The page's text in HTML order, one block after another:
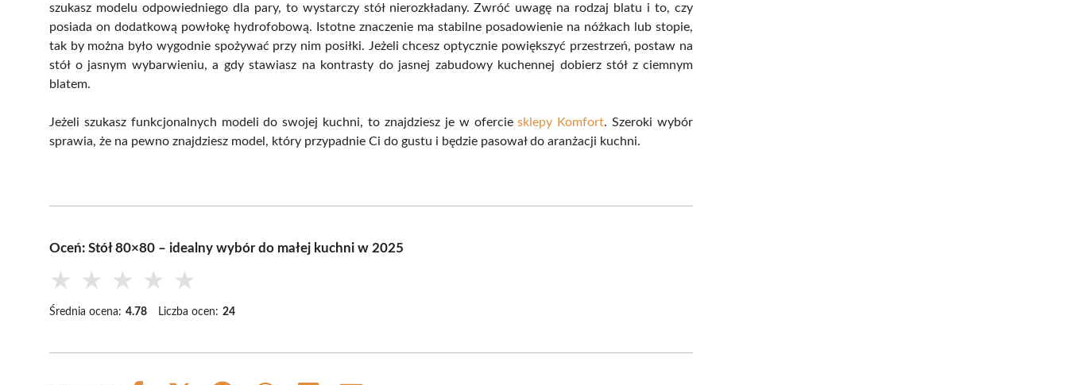
szukasz modelu odpowiedniego dla pary, to wystarczy stół nierozkładany. Zwróć uwagę na rodzaj blatu i to, czy
posiada on dodatkową powłokę hydrofobową. Istotne znaczenie ma stabilne posadowienie na nóżkach lub stopie,
tak by można było wygodnie spożywać przy nim posiłki. Jeżeli chcesz optycznie powiększyć przestrzeń, postaw na
stół o jasnym wybarwieniu, a gdy stawiasz na kontrasty do jasnej zabudowy kuchennej dobierz stół z ciemnym
blatem.
Jeżeli szukasz funkcjonalnych modeli do swojej kuchni, to znajdziesz je w oferciesklepy Komfort. Szeroki wybór
sprawia, że na pewno znajdziesz model, który przypadnie Ci do gustu i będzie pasował do aranżacji kuchni.
Oceń: Stół 80×80 – idealny wybór do małej kuchni w 2025
★ ★ ★ ★ ★
Średnia ocena: 4.78 Liczba ocen: 24